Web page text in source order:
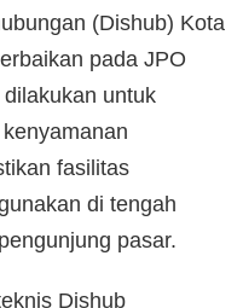
(Dishub) Kota
pada JPO
untuk
fasilitas
di tengah
pasar.
Dishub